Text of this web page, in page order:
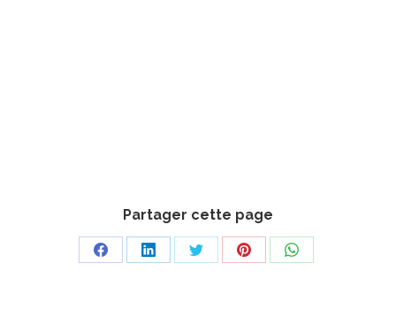
Partager cette page
Share
Share
Share
Share
Share